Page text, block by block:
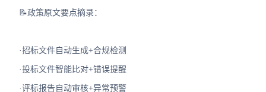
📝政策原文要点摘录：
·招标文件自动生成+合规检测
·投标文件智能比对+错误提醒
·评标报告自动审核+异常预警